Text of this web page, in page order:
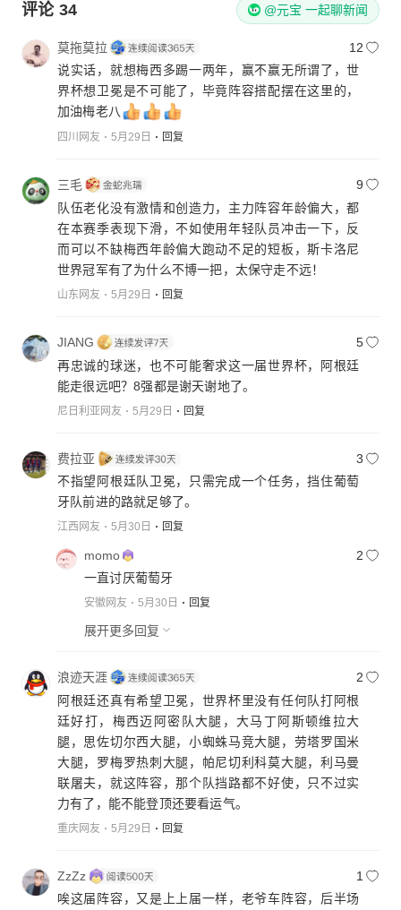
评论 34 @元宝 一起聊新闻
莫拖莫拉
12
说实话，就想梅西多踢一两年，赢不赢无所谓了，世
界杯想卫冕是不可能了，毕竟阵容搭配摆在这里的，
加油梅老八
四川网友 5月29日 回复
三毛
9
队伍老化没有激情和创造力，主力阵容年龄偏大，都
在本赛季表现下滑，不如使用年轻队员冲击一下，反
而可以不缺梅西年龄偏大跑动不足的短板，斯卡洛尼
世界冠军有了为什么不博一把，太保守走不远！
山东网友 5月29日 回复
JIANG
5
再忠诚的球迷，也不可能奢求这一届世界杯，阿根廷
能走很远吧？8强都是谢天谢地了。
尼日利亚网友 5月29日 回复
费拉亚
3
不指望阿根廷队卫冕，只需完成一个任务，挡住葡萄
牙队前进的路就足够了。
江西网友 5月30日 回复
momo
2
一直讨厌葡萄牙
安徽网友 5月30日 回复
展开更多回复
浪迹天涯
2
阿根廷还真有希望卫冕，世界杯里没有任何队打阿根
廷好打，梅西迈阿密队大腿，大马丁阿斯顿维拉大
腿，思佐切尔西大腿，小蜘蛛马竞大腿，劳塔罗国米
大腿，罗梅罗热刺大腿，帕尼切利科莫大腿，利马曼
联屠夫，就这阵容，那个队挡路都不好使，只不过实
力有了，能不能登顶还要看运气。
重庆网友 5月29日 回复
ZzZz
1
唉这届阵容，又是上上届一样，老爷车阵容，后半场